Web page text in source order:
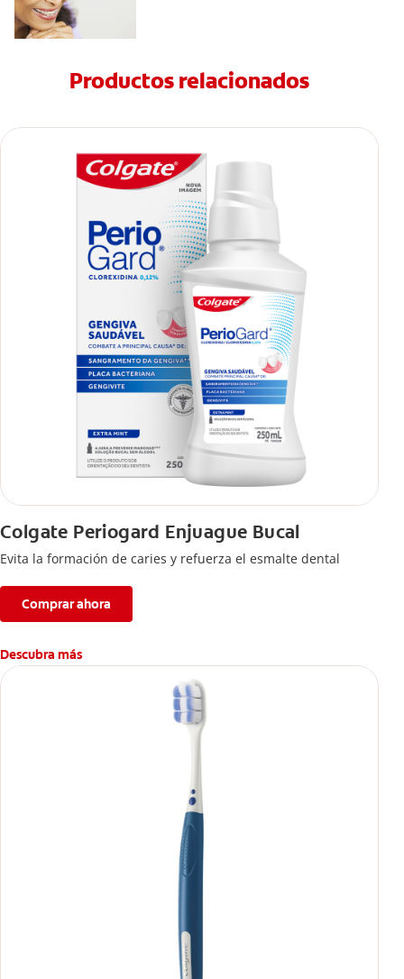
Productos relacionados
Colgate Periogard Enjuague Bucal
Evita la formación de caries y refuerza el esmalte dental
Comprar ahora
Descubra más